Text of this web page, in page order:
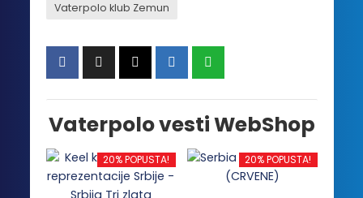
Vaterpolo klub Zemun
Vaterpolo vesti WebShop
20% POPUSTA! 20% POPUSTA!